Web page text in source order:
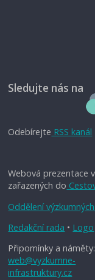
Sledujte nás na
Odebírejte RSS kanál
Webová prezentace
zařazených do
Oddělení
Redakční rada • Logo
Připomínky a náměty:
web@vyzkumne-
infrastruktury.cz